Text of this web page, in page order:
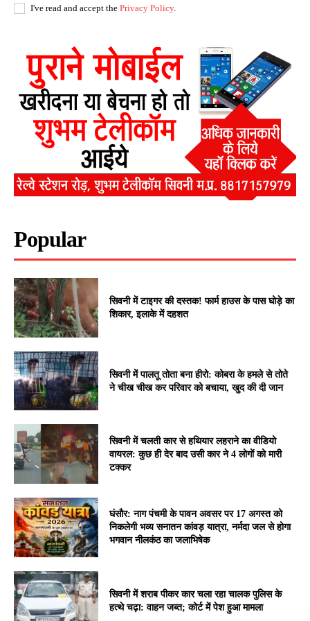
I've read and accept the Privacy Policy.
Popular
सिवनी में टाइगर की दस्तक! फार्म हाउस के पास घोड़े का
शिकार, इलाके में दहशत
सिवनी में पालतू तोता बना हीरो: कोबरा के हमले से तोते
ने चीख चीख कर परिवार को बचाया, खुद की दी जान
सिवनी में चलती कार से हथियार लहराने का वीडियो
वायरल: कुछ ही देर बाद उसी कार ने 4 लोगों को मारी
टक्कर
घंसौर: नाग पंचमी के पावन अवसर पर 17 अगस्त को
निकलेगी भव्य सनातन कांवड़ यात्रा, नर्मदा जल से होगा
भगवान नीलकंठ का जलाभिषेक
सिवनी में शराब पीकर कार चला रहा चालक पुलिस के
हत्थे चढ़ा: वाहन जब्त; कोर्ट में पेश हुआ मामला